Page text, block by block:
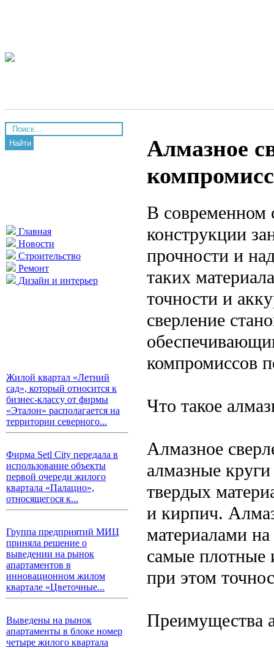
Найти
Главная
Новости
Строительство
Ремонт
Дизайн и интерьер
Жилой квартал «Летний
сад», который относится к
бизнес-классу от фирмы
«Эталон» располагается на
территории северного...
Фирма Setl City передала в
использование объекты
первой очереди жилого
квартала «Палацио»,
относящегося к...
Группа предприятий МИЦ
приняла решение о
выведении на рынок
апартаментов в
инновационном жилом
квартале «Цветочные...
Выведены на рынок
апартаменты в блоке номер
четыре жилого квартала
Алмазное
В современном
конструкции
прочности и
таких
точности и
сверление
компромиссов
Что такое
Алмазное
алмазные
твердых
и кирпич.
материалами
самые плотные
при этом
Преимущества